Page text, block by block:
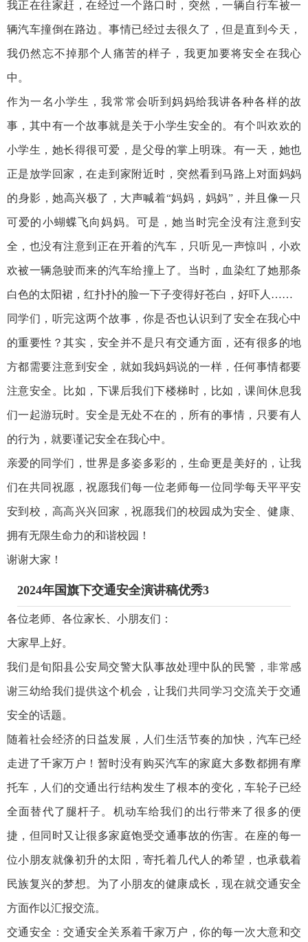
我正在往家赶，在经过一个路口时，突然，一辆自行车被一
辆汽车撞倒在路边。事情已经过去很久了，但是直到今天，
我仍然忘不掉那个人痛苦的样子，我更加要将安全在我心
中。
作为一名小学生，我常常会听到妈妈给我讲各种各样的故
事，其中有一个故事就是关于小学生安全的。有个叫欢欢的
小学生，她长得很可爱，是父母的掌上明珠。有一天，她也
正是放学回家，在走到家附近时，突然看到马路上对面妈妈
的身影，她高兴极了，大声喊着“妈妈，妈妈”，并且像一只
可爱的小蝴蝶飞向妈妈。可是，她当时完全没有注意到安
全，也没有注意到正在开着的汽车，只听见一声惊叫，小欢
欢被一辆急驶而来的汽车给撞上了。当时，血染红了她那条
白色的太阳裙，红扑扑的脸一下子变得好苍白，好吓人……
同学们，听完这两个故事，你是否也认识到了安全在我心中
的重要性？其实，安全并不是只有交通方面，还有很多的地
方都需要注意到安全，就如我妈妈说的一样，任何事情都要
注意安全。比如，下课后我们下楼梯时，比如，课间休息我
们一起游玩时。安全是无处不在的，所有的事情，只要有人
的行为，就要谨记安全在我心中。
亲爱的同学们，世界是多姿多彩的，生命更是美好的，让我
们在共同祝愿，祝愿我们每一位老师每一位同学每天平平安
安到校，高高兴兴回家，祝愿我们的校园成为安全、健康、
拥有无限生命力的和谐校园！
谢谢大家！
2024年国旗下交通安全演讲稿优秀3
各位老师、各位家长、小朋友们：
大家早上好。
我们是旬阳县公安局交警大队事故处理中队的民警，非常感
谢三幼给我们提供这个机会，让我们共同学习交流关于交通
安全的话题。
随着社会经济的日益发展，人们生活节奏的加快，汽车已经
走进了千家万户！暂时没有购买汽车的家庭大多数都拥有摩
托车，人们的交通出行结构发生了根本的变化，车轮子已经
全面替代了腿杆子。机动车给我们的出行带来了很多的便
捷，但同时又让很多家庭饱受交通事故的伤害。在座的每一
位小朋友就像初升的太阳，寄托着几代人的希望，也承载着
民族复兴的梦想。为了小朋友的健康成长，现在就交通安全
方面作以汇报交流。
交通安全：交通安全关系着千家万户，你的每一次大意和交